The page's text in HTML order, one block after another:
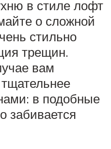
в стиле лофт
о сложной
стильно
трещин.
вам
в подобные
забивается